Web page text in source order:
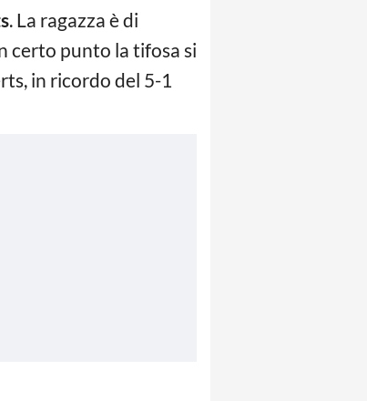
. La ragazza è di
certo punto la tifosa si
in ricordo del 5-1